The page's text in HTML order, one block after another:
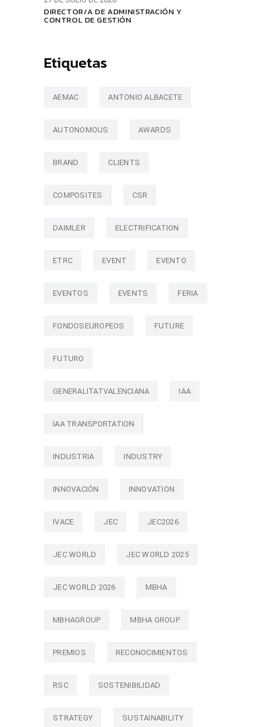
DIRECTOR/A DE ADMINISTRACIÓN Y
CONTROL DE GESTIÓN
Etiquetas
AEMAC ANTONIO ALBACETE
AUTONOMOUS AWARDS
BRAND CLIENTS
COMPOSITES CSR
DAIMLER ELECTRIFICATION
ETRC EVENT EVENTO
EVENTOS EVENTS FERIA
FONDOSEUROPEOS FUTURE
FUTURO
GENERALITATVALENCIANA IAA
IAA TRANSPORTATION
INDUSTRIA INDUSTRY
INNOVACIÓN INNOVATION
IVACE JEC JEC2026
JEC WORLD JEC WORLD 2025
JEC WORLD 2026 MBHA
MBHAGROUP MBHA GROUP
PREMIOS RECONOCIMIENTOS
RSC SOSTENIBILIDAD
STRATEGY SUSTAINABILITY